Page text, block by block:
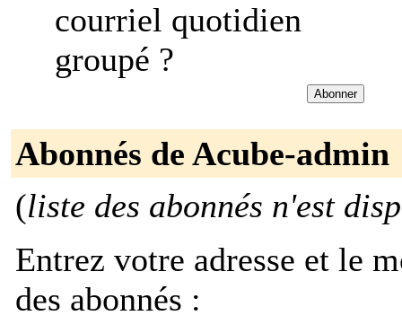
courriel quotidien
groupé ?
Abonnés de Acube-admin
(liste des abonnés n'est
Entrez votre adresse et le
des abonnés :